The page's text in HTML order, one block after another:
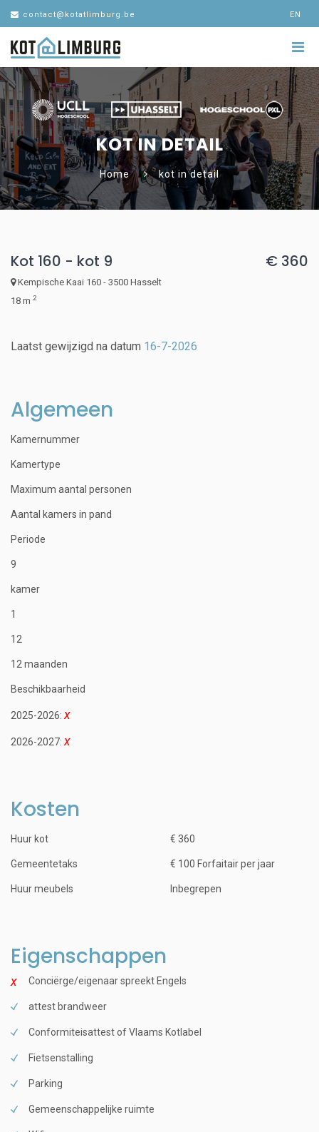
contact@kotatlimburg.be EN
KOT IN DETAIL
Home kot in detail
Kot 160 - kot 9
Kempische Kaai 160 - 3500 Hasselt
18 m 2
€ 360
Laatst gewijzigd na datum 16-7-2026
Algemeen
Kamernummer
Kamertype
Maximum aantal personen
Aantal kamers in pand
Periode
9
kamer
1
12
12 maanden
Beschikbaarheid
2025-2026:
2026-2027:
Kosten
Huur kot € 360
Gemeentetaks € 100 Forfaitair per jaar
Huur meubels Inbegrepen
Eigenschappen
Conciërge/eigenaar spreekt Engels
attest brandweer
Conformiteisattest of Vlaams Kotlabel
Fietsenstalling
Parking
Gemeenschappelijke ruimte